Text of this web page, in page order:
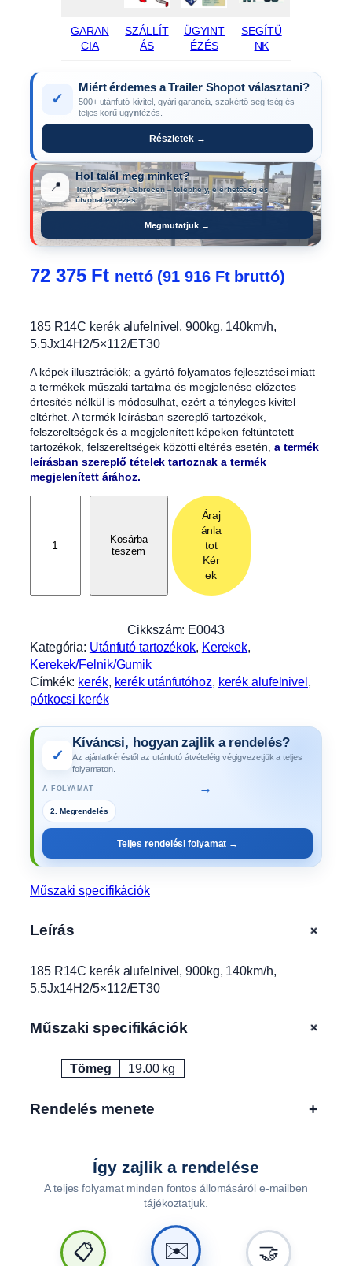
GARAN
CIA
SZÁLLÍT
ÁS
ÜGYINT
ÉZÉS
SEGÍTÜ
NK
✓
Miért érdemes a Trailer Shopot választani?
500+ utánfutó-kivitel, gyári garancia, szakértő segítség és
teljes körű ügyintézés.
Részletek →
📍
Hol talál meg minket?
Trailer Shop • Debrecen – telephely, elérhetőség és
útvonaltervezés.
Megmutatjuk →
72 375 Ft nettó (91 916 Ftbruttó)
185 R14C kerék alufelnivel, 900kg, 140km/h,
5.5Jx14H2/5×112/ET30
A képek illusztrációk; a gyártó folyamatos fejlesztései miatt
a termékek műszaki tartalma és megjelenése előzetes
értesítés nélkül is módosulhat, ezért a tényleges kivitel
eltérhet. A termék leírásban szereplő tartozékok,
felszereltségek és a megjelenített képeken feltüntetett
tartozékok, felszereltségek közötti eltérés esetén, a termék
leírásban szereplő tételek tartoznak a termék
megjelenített árához.
e
r
é
k
l
e
l
0
k
g
1
Kosárba
teszem
Áraj
ánla
tot
Kér
ek
Cikkszám: E0043
Kategória: Utánfutó tartozékok, Kerekek
Kerekek/Felnik/Gumik
Címkék: kerék, kerék utánfutóhoz, kerék alufelnivel
pótkocsi kerék
✓
Kíváncsi, hogyan zajlik a rendelés?
Az ajánlatkéréstől az utánfutó átvételéig végigvezetjük a teljes
folyamaton.
A FOLYAMAT →
Teljes rendelési folyamat →
Műszaki specifikációk
Leírás +
185 R14C kerék alufelnivel, 900kg, 140km/h,
5.5Jx14H2/5×112/ET30
Műszaki specifikációk +
Attribútumok Érték
Tömeg 19.00 kg
Rendelés menete +
Így zajlik a rendelése
A teljes folyamat minden fontos állomásáról e-mailben
tájékoztatjuk.
📋 ✉️ 🤝